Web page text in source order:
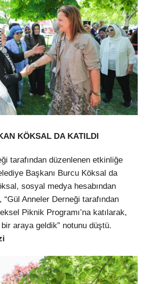
KÖKSAL DA KATILDI
tarafından düzenlenen etkinliğe
Başkanı Burcu Köksal da
sosyal medya hesabından
“Gül Anneler Derneği tarafından
Piknik Programı’na katılarak,
araya geldik” notunu düştü.